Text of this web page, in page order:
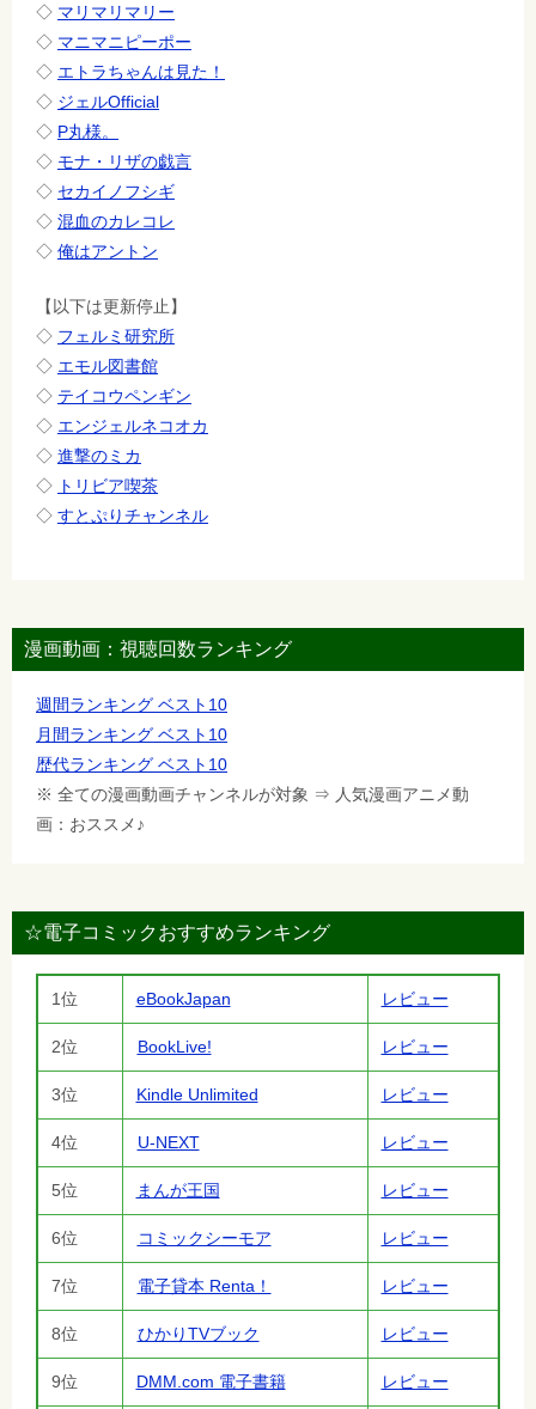
◇ マリマリマリー
◇ マニマニピーポー
◇ エトラちゃんは見た！
◇ ジェルOfficial
◇ P丸様。
◇ モナ・リザの戯言
◇ セカイノフシギ
◇ 混血のカレコレ
◇ 俺はアントン
【以下は更新停止】
◇ フェルミ研究所
◇ エモル図書館
◇ テイコウペンギン
◇ エンジェルネコオカ
◇ 進撃のミカ
◇ トリビア喫茶
◇ すとぷりチャンネル
漫画動画：視聴回数ランキング
週間ランキング ベスト10
月間ランキング ベスト10
歴代ランキング ベスト10
※ 全ての漫画動画チャンネルが対象 ⇒ 人気漫画アニメ動
画：おススメ♪
☆電子コミックおすすめランキング
1位 eBookJapan レビュー
2位 BookLive! レビュー
3位 Kindle Unlimited レビュー
4位 U-NEXT レビュー
5位 まんが王国 レビュー
6位 コミックシーモア レビュー
7位 電子貸本 Renta！ レビュー
8位 ひかりTVブック レビュー
9位 DMM.com 電子書籍 レビュー